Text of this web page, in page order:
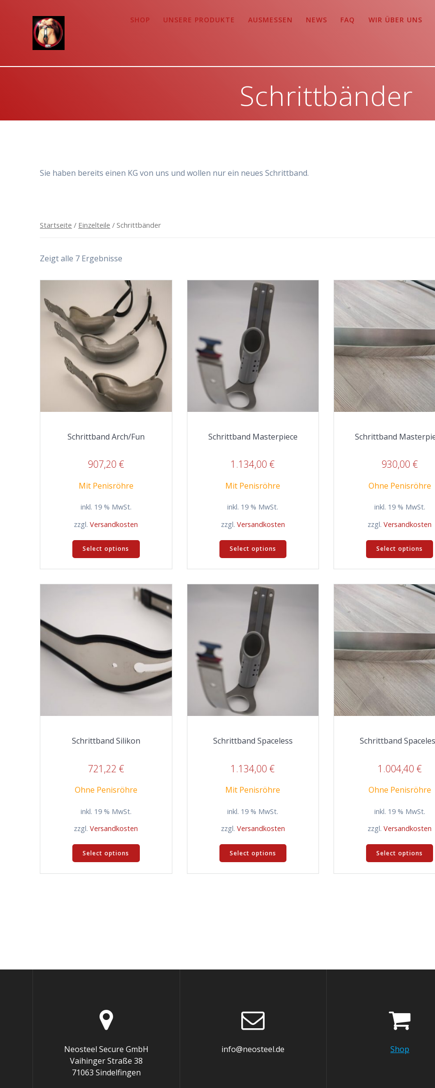
SHOP UNSERE PRODUKTE AUSMESSEN NEWS FAQ WIR ÜBER UNS
Schrittbänder
Sie haben bereits einen KG von uns und wollen nur ein neues Schrittband.
Startseite / Einzelteile / Schrittbänder
Zeigt alle 7 Ergebnisse
Schrittband Arch/Fun
907,20 €
Mit Penisröhre
inkl. 19 % MwSt.
zzgl.Versandkosten
Select options
Schrittband Masterpiece
1.134,00€
Mit Penisröhre
inkl. 19 % MwSt.
zzgl. Versandkosten
Select options
Schrittband
930,00 €
Ohne Penisröhre
inkl. 19 % MwSt.
zzgl.Versandkosten
Select options
Schrittband Silikon
721,22 €
Ohne Penisröhre
inkl. 19 % MwSt.
zzgl.Versandkosten
Select options
Schrittband Spaceless
1.134,00€
Mit Penisröhre
inkl. 19 % MwSt.
zzgl. Versandkosten
Select options
Schrittband
1.004,40 €
Ohne Penisröhre
inkl. 19 % MwSt.
zzgl.Versandkosten
Select options
Neosteel Secure GmbH
Vaihinger Straße 38
71063 Sindelfingen
info@neosteel.de Shop